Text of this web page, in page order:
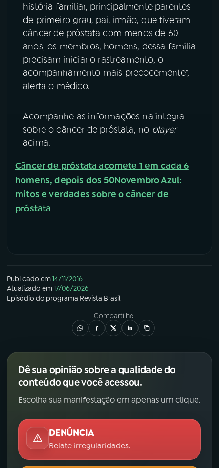
ACOMPANHE A RÁDIO NACIONAL
Facebook
TikTok
história familiar, principalmente parentes
de primeiro grau, pai, irmão, que tiveram
câncer de próstata com menos de 60
anos, os membros, homens, dessa família
precisam iniciar o rastreamento, o
acompanhamento mais precocemente",
alerta o médico.
Acompanhe as informações na íntegra
sobre o câncer de próstata, no player
acima.
Câncer de próstata acomete 1 em cada 6
homens, depois dos 50Novembro Azul:
mitos e verdades sobre o câncer de
próstata
Publicado em14/11/2016
Atualizado em17/06/2026
Episódio do programa Revista Brasil
Compartilhe
Dê sua opinião sobre a qualidade do
conteúdo que você acessou.
Escolha sua manifestação em apenas um clique.
DENÚNCIA
Relate irregularidades.